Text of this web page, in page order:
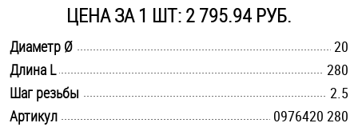
Стопорные кольца
Такелаж
ЦЕНА ЗА 1 ШТ: 2 795.94 РУБ.
Диаметр Ø
20
Длина L
280
Шаг резьбы
2.5
Артикул
0976420 280